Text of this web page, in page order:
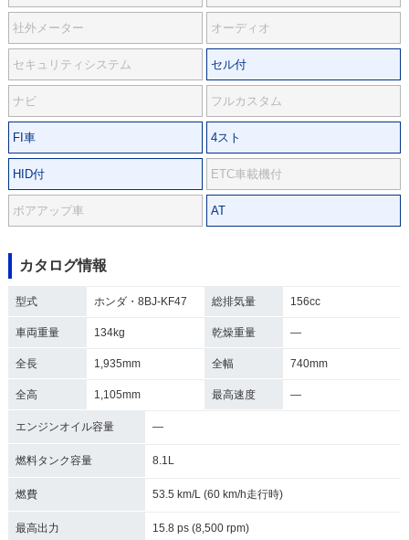
社外メーター オーディオ
セキュリティシステム セル付
ナビ フルカスタム
FI車 4スト
HID付 ETC車載機付
ボアアップ車 AT
カタログ情報
型式 ホンダ・8BJ-KF47 総排気量 156cc
車両重量 134kg 乾燥重量 ―
全長 1,935mm 全幅 740mm
全高 1,105mm 最高速度 ―
エンジンオイル容量 ―
燃料タンク容量 8.1L
燃費 53.5 km/L (60 km/h走行時)
最高出力 15.8 ps (8,500 rpm)